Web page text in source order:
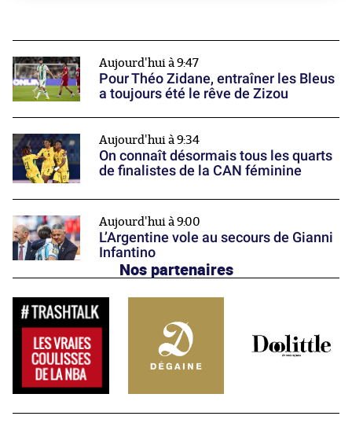
Aujourd'hui à 9:47
Pour Théo Zidane, entraîner les Bleus
a toujours été le rêve de Zizou
Aujourd'hui à 9:34
On connaît désormais tous les quarts
de finalistes de la CAN féminine
Aujourd'hui à 9:00
L’Argentine vole au secours de Gianni
Infantino
Nos partenaires